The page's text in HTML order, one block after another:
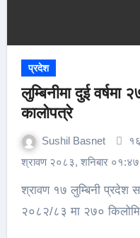
प्रदेश
लुम्बिनीमा दुई
कालोपत्रे
Sushil Basnet
श्रावण २०८३, शनिबार
श्रावण १७ लुम्बिनी प्रदेश सरकारले आर्थिक वर्ष २०८१/८२ र
२०८२/८३ मा २७०